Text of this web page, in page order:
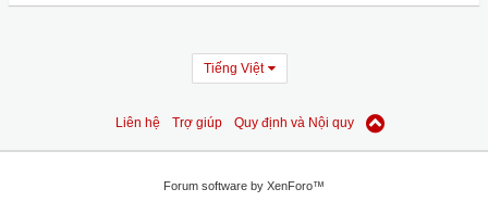
Tiếng Việt
Liên hệ Trợ giúp Quy định và Nội quy
Forum software by XenForo™